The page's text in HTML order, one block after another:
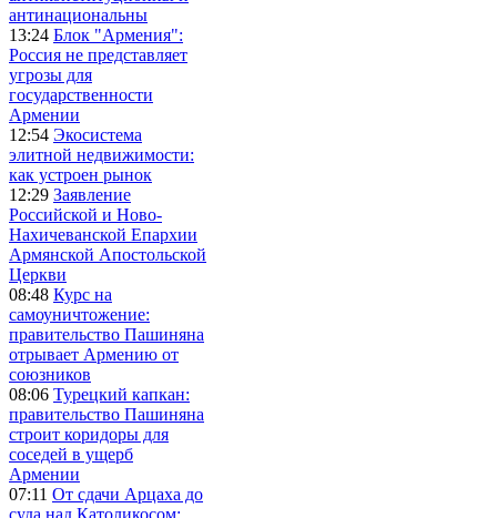
антинациональны
13:24 Блок "Армения":
Россия не представляет
угрозы для
государственности
Армении
12:54 Экосистема
элитной недвижимости:
как устроен рынок
12:29 Заявление
Российской и Ново-
Нахичеванской Епархии
Армянской Апостольской
Церкви
08:48 Курс на
самоуничтожение:
правительство Пашиняна
отрывает Армению от
союзников
08:06 Турецкий капкан:
правительство Пашиняна
строит коридоры для
соседей в ущерб
Армении
07:11 От сдачи Арцаха до
суда над Католикосом: